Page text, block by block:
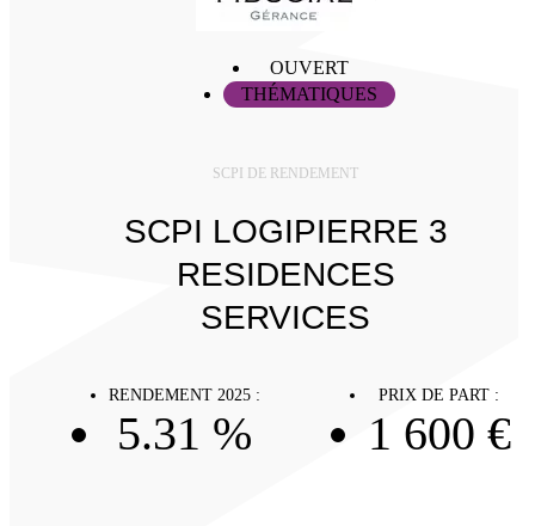
OUVERT
THÉMATIQUES
SCPI DE RENDEMENT
SCPI LOGIPIERRE 3
RESIDENCES
SERVICES
RENDEMENT 2025 :
5.31 %
PRIX DE PART :
1 600 €